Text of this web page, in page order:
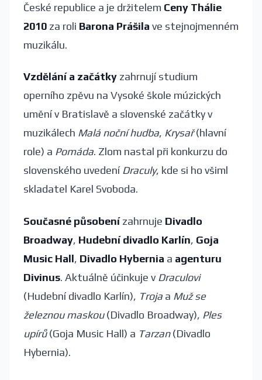
České republice a je držitelem Ceny Thálie
2010 za roli Barona Prášila ve stejnojmenném
muzikálu.
Vzdělání a začátky zahrnují studium
operního zpěvu na Vysoké škole múzických
umění v Bratislavě a slovenské začátky v
muzikálech Malá noční hudba, Krysař(hlavní
role) a Pomáda. Zlom nastal při konkurzu do
slovenského uvedení Draculy, kde si ho všiml
skladatel Karel Svoboda.
Současné působenízahrnuje Divadlo
Broadway, Hudební divadlo Karlín, Goja
Music Hall, Divadlo Hybernia a agenturu
Divinus. Aktuálně účinkuje v Draculovi
(Hudební divadlo Karlín), Troja a Muž se
železnou maskou(Divadlo Broadway), Ples
upírů(Goja Music Hall) a Tarzan(Divadlo
Hybernia).